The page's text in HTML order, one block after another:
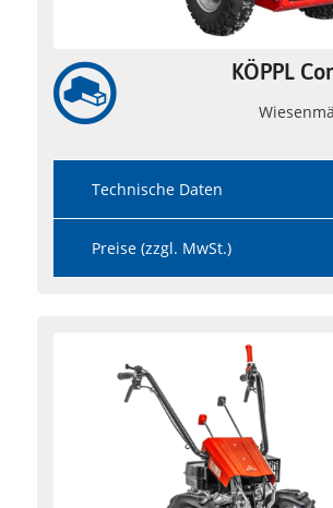
KÖPPL
Technische Daten
Preise (zzgl. MwSt.)